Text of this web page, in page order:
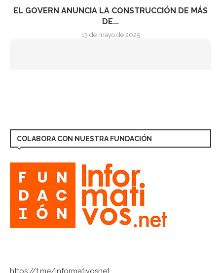
COLABORA CON NUESTRA FUNDACIÓN
https://t.me/informativosnet